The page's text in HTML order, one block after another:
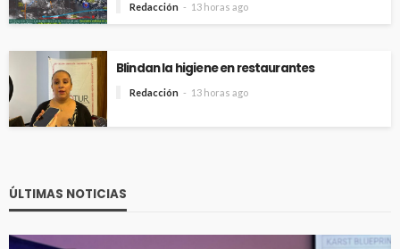
Redacción 13 horas ago
Blindan la higiene en restaurantes
Redacción 13 horas ago
ÚLTIMAS NOTICIAS